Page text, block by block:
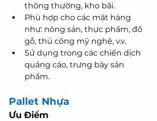
thông thường, kho bãi.
Phù hợp cho các mặt hàng
như: nông sản, thực phẩm, đồ
gỗ, thủ công mỹ nghệ, v.v.
Sử dụng trong các chiến dịch
quảng cáo, trưng bày sản
phẩm.
Pallet Nhựa
Ưu Điểm